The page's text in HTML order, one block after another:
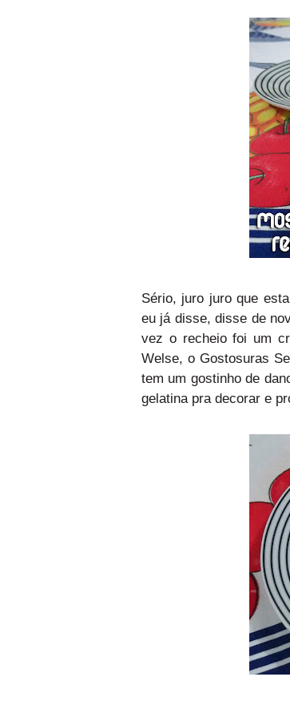
Sério, juro juro que
eu já disse, disse de
vez o recheio foi um
Welse, o Gostosuras
tem um gostinho de
gelatina pra decorar e